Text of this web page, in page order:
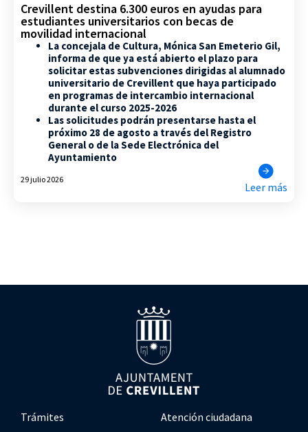
Crevillent destina 6.300 euros en ayudas para
estudiantes universitarios con becas de
movilidad internacional
La concejala de Cultura, Mónica San Emeterio Gil,
informa de que ya está abierto el plazo para
solicitar estas subvenciones dirigidas al alumnado
universitario de Crevillent que haya participado
en programas de intercambio internacional
durante el curso 2025-2026
Las solicitudes podrán presentarse hasta el
próximo 28 de agosto a través del Registro
General o de la Sede Electrónica del
Ayuntamiento
29 julio 2026
Leer más
Trámites
Atención ciudadana